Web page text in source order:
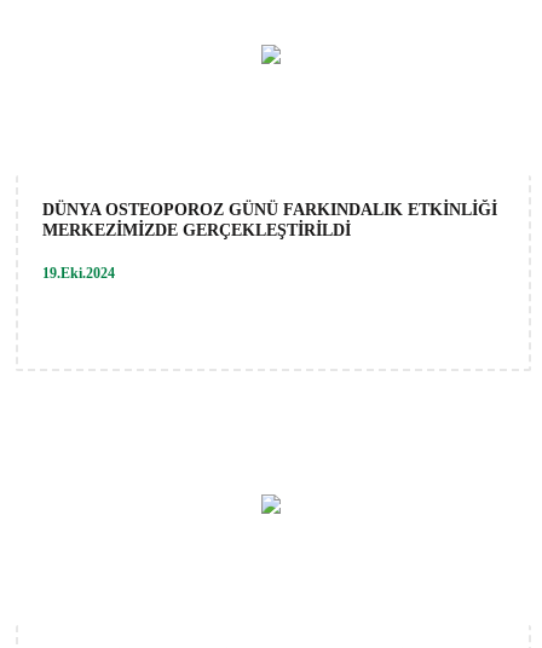
DÜNYA OSTEOPOROZ GÜNÜ FARKINDALIK ETKİNLİĞİ
MERKEZİMİZDE GERÇEKLEŞTİRİLDİ
19.Eki.2024